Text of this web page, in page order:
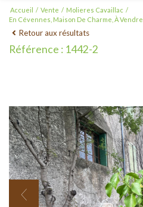
Accueil Vente
Molieres Cavaillac
En Cévennes, Maison De Charme, À Vendre
Retour aux résultats
Référence : 1442-2